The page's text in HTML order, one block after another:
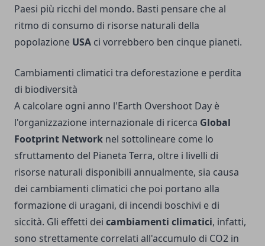
Paesi più ricchi del mondo. Basti pensare che al
ritmo di consumo di risorse naturali della
popolazione USA ci vorrebbero ben cinque pianeti.
Cambiamenti climatici tra deforestazione e perdita
di biodiversità
A calcolare ogni anno l'Earth Overshoot Day è
l'organizzazione internazionale di ricerca Global
Footprint Network nel sottolineare come lo
sfruttamento del Pianeta Terra, oltre i livelli di
risorse naturali disponibili annualmente, sia causa
dei cambiamenti climatici che poi portano alla
formazione di uragani, di incendi boschivi e di
siccità. Gli effetti dei cambiamenti climatici, infatti,
sono strettamente correlati all'accumulo di CO2 in